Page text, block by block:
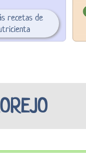
recetas de